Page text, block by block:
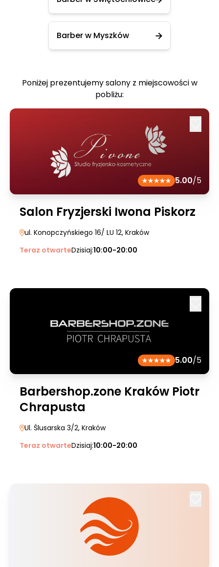
Barber w Myszków
Poniżej prezentujemy salony z miejscowości w
pobliżu:
5.00/5
Salon Fryzjerski Iwona Piskorz
ul. Konopczyńskiego 16/ LU 12, Kraków
Teraz otwarteDzisiaj:10:00-20:00
5.00/5
Barbershop.zone Kraków Piotr
Chrapusta
Ul. Ślusarska 3/2, Kraków
Teraz otwarteDzisiaj:10:00-20:00